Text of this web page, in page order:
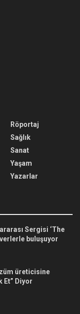
Röportaj
Sağlık
Sanat
Yaşam
Yazarlar
Sergisi ‘The
buluşuyor
üreticisine
Et” Diyor